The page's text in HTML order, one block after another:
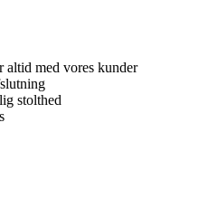
altid med vores kunder
stolthed